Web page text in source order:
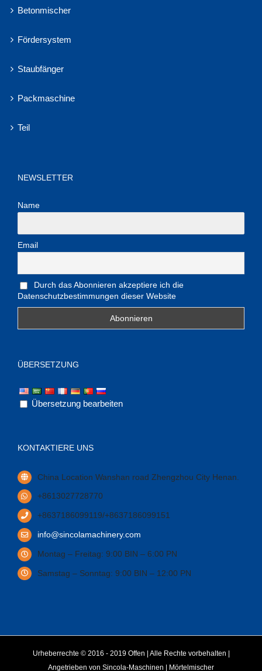
Betonmischer
Fördersystem
Staubfänger
Packmaschine
Teil
NEWSLETTER
Name
Email
Durch das Abonnieren akzeptiere ich die
Datenschutzbestimmungen dieser Website
ÜBERSETZUNG
Übersetzung bearbeiten
KONTAKTIERE UNS
China Location Wanshan road Zhengzhou City Henan
+8613027728770
+8637186099119/+8637186099151
info@sincolamachinery.com
Montag – Freitag: 9:00 BIN – 6:00 PN
Samstag – Sonntag: 9:00 BIN – 12:00 PN
Urheberrechte © 2016 - 2019 Offen | Alle Rechte vorbehalten |
Angetrieben von Sincola-Maschinen Mörtelmischer